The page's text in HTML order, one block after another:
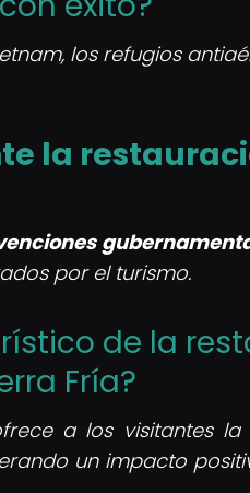
los refugios
la
por el turismo.
de la
Fría?
a los visitantes la
un impacto